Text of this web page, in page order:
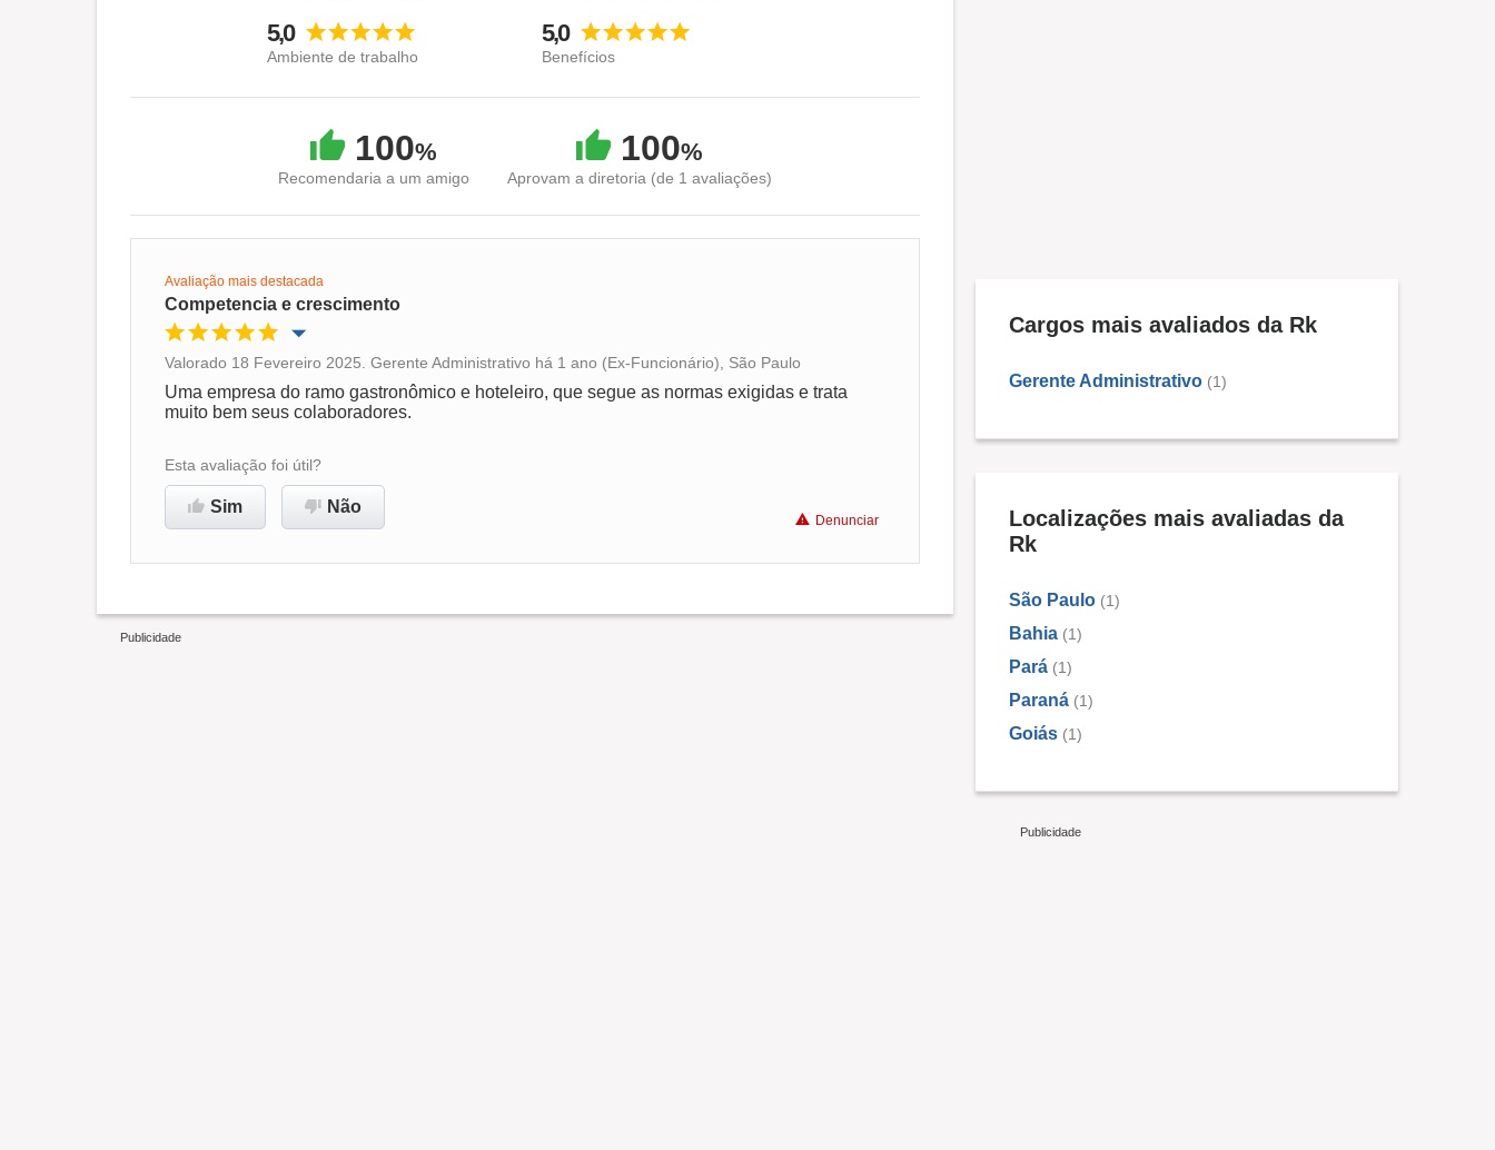
5,0
Ambiente de trabalho
5,0
Benefícios
100%
Recomendaria a um amigo
100%
Aprovam a diretoria (de 1 avaliações)
Avaliação mais destacada
Competencia e crescimento
Oportunidade de promoção Conciliação com a vida familiar
Recomenda esta empresa
Valorado 18 Fevereiro 2025. Gerente Administrativo há 1 ano (Ex-Funcionário), São Paulo
Uma empresa do ramo gastronômico e hoteleiro, que segue as normas exigidas e trata
muito bem seus colaboradores.
Esta avaliação foi útil?
Sim Não
Denunciar
Cargos mais avaliados da Rk
Gerente Administrativo (1)
Localizações mais avaliadas da
Rk
São Paulo (1)
Bahia (1)
Pará (1)
Paraná (1)
Goiás (1)